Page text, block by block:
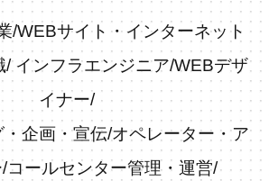
/WEBサイト・インターネット
/インフラエンジニア/WEBデザ
イナー/
企画・宣伝/オペレーター・ア
/コールセンター管理・運営/